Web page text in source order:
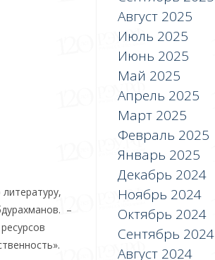
–
Август 2025
Июль 2025
Июнь 2025
Май 2025
Апрель 2025
Март 2025
Февраль 2025
Январь 2025
Декабрь 2024
Ноябрь 2024
Октябрь 2024
Сентябрь 2024
Август 2024